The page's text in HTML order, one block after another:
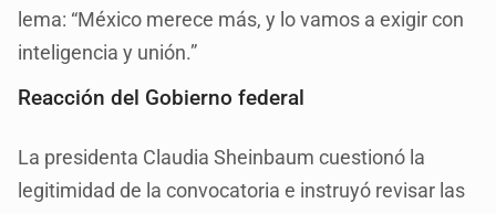
lema: “México merece más, y lo vamos a exigir con
inteligencia y unión.”
Reacción del Gobierno federal
La presidenta Claudia Sheinbaum cuestionó la
legitimidad de la convocatoria e instruyó revisar las